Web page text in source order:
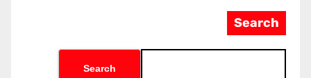
Search
Search